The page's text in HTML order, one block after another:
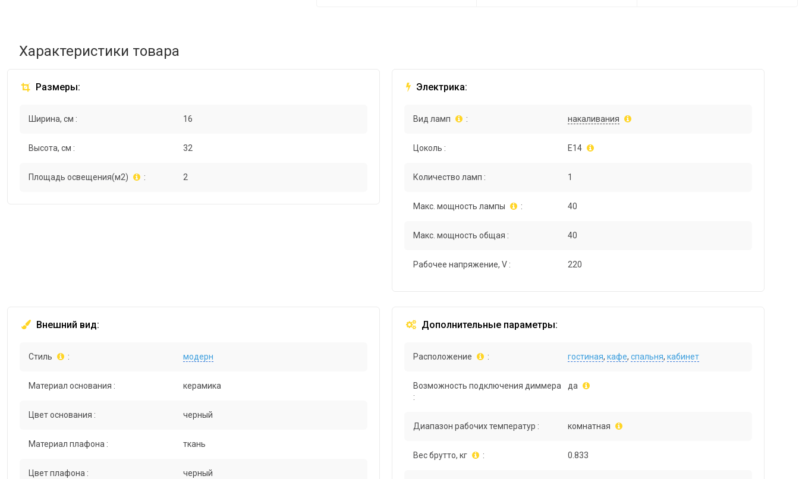
Характеристики товара
Размеры:
Ширина, см : 16
Высота, см : 32
Площадь освещения(м2) : 2
Электрика:
Вид ламп : накаливания
Цоколь : E14
Количество ламп : 1
Макс. мощность лампы : 40
Макс. мощность общая : 40
Рабочее напряжение, V : 220
Внешний вид:
Стиль : модерн
Материал основания : керамика
Цвет основания : черный
Материал плафона : ткань
Цвет плафона : черный
Дополнительные параметры:
Расположение : гостиная,кафе,спальня,кабинет
Возможность подключения диммера
:
да
Диапазон рабочих температур : комнатная
Вес брутто, кг : 0.833